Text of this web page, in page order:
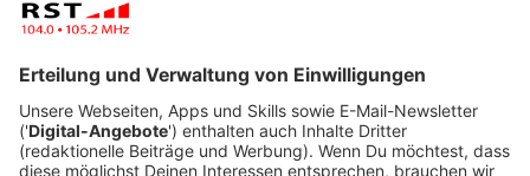
Veröffentlicht:
Anzeige
Erste Störungen seien am Montagmorgen auch schon